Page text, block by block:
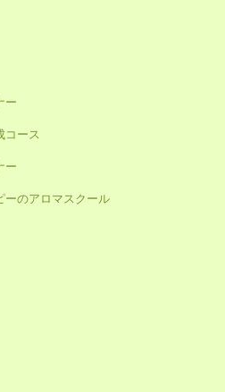
ー
コース
ー
ーのアロマスクール